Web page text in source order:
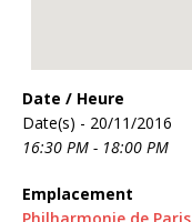
Date / Heure
Date(s) - 20/11/2016
16:30 PM - 18:00 PM
Emplacement